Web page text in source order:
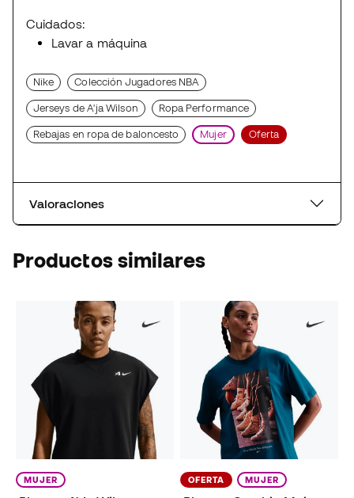
Cuidados:
Lavar a máquina
Nike Colección Jugadores NBA
Jerseys de A'ja Wilson Ropa Performance
Rebajas en ropa de baloncesto Mujer Oferta
Valoraciones
Productos similares
MUJER OFERTA MUJER